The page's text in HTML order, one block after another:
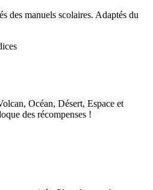
des manuels scolaires. Adaptés du
Océan, Désert, Espace et
des récompenses !